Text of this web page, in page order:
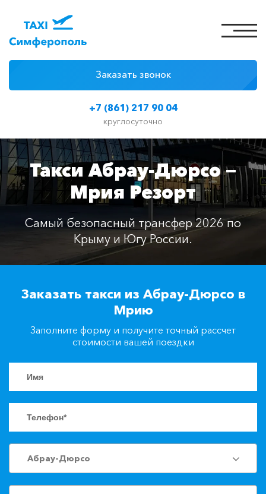
+7 (861) 217 90 04
круглосуточно
Заказать звонок
Цены на такси
Классы автомобилей
Отзывы
Контакты
+7(861)217-90-04
Заказать такси
Такси Абрау-Дюрсо —
Мрия Резорт
Самый безопасный трансфер 2026 по
Крыму и Югу России.
Заказать такси из Абрау-Дюрсо в
Мрию
Заполните форму и получите точный рассчет
стоимости вашей поездки
Абрау-Дюрсо